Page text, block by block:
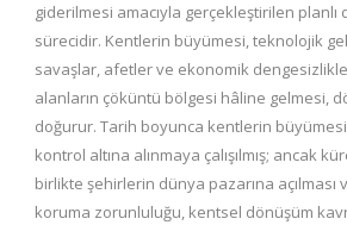
giderilmesi amacıyla gerçekleştirilen
sürecidir. Kentlerin büyümesi, teknolojik
savaşlar, afetler ve ekonomik
alanların çöküntü bölgesi hâline gelmesi,
doğurur. Tarih boyunca kentlerin
kontrol altına alınmaya çalışılmış; ancak
birlikte şehirlerin dünya pazarına açılması
koruma zorunluluğu, kentsel dönüşüm